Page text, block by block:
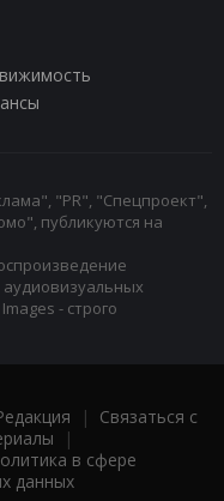
"PR", "Спецпроект",
публикуются на
- строго
| Связаться с
|
в сфере
данных